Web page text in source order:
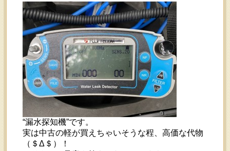
“漏水探知機”です。
実は中古の軽が買えちゃいそうな程、高価な代物
（＄Δ＄）！